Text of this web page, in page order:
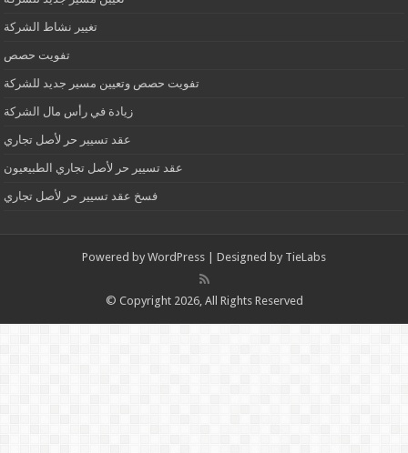
تغيير نشاط الشركة
تفويت حصص
تفويت حصص وتعيين مسير جديد للشركة
زيادة في رأس مال الشركة
عقد تسيير حر لأصل تجاري
عقد تسيير حر لأصل تجاري الطبيعيون
فسخ عقد تسيير حر لأصل تجاري
Powered by WordPress | Designed by TieLabs
© Copyright 2026, All Rights Reserved